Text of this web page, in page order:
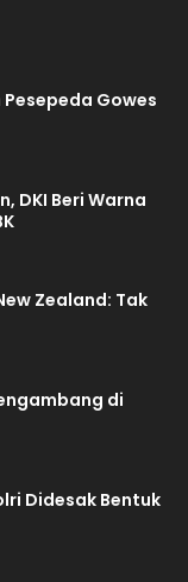
Gowes
DKI Beri Warna
Zealand: Tak
di
Didesak Bentuk